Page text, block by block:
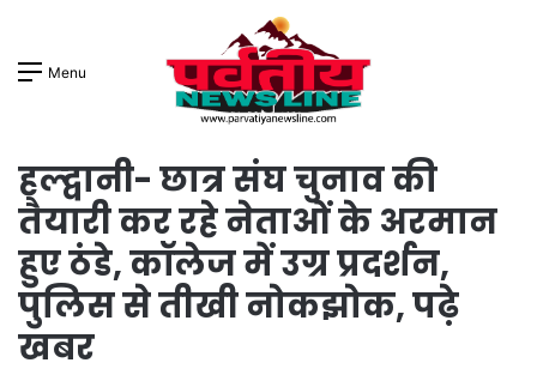
Menu
हल्द्वानी- छात्र संघ चुनाव की
तैयारी कर रहे नेताओं के अरमान
हुए ठंडे, कॉलेज में उग्र प्रदर्शन,
पुलिस से तीखी नोकझोक, पढ़े
खबर